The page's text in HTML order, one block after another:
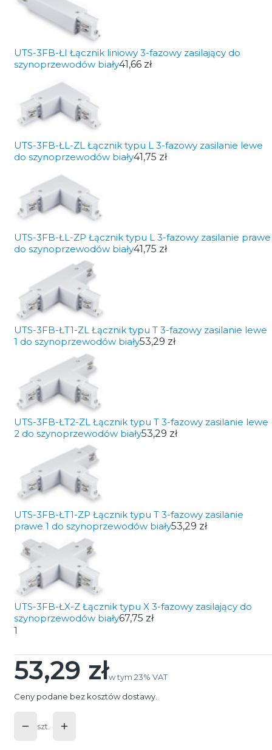
UTS-3FB-ŁI Łącznik liniowy 3-fazowy zasilający do
szynoprzewodów biały41,66 zł
UTS-3FB-ŁL-ZL Łącznik typu L 3-fazowy zasilanie lewe
do szynoprzewodów biały41,75 zł
UTS-3FB-ŁL-ZP Łącznik typu L 3-fazowy zasilanie prawe
do szynoprzewodów biały41,75 zł
UTS-3FB-ŁT1-ZL Łącznik typu T 3-fazowy zasilanie lewe
1 do szynoprzewodów biały53,29 zł
UTS-3FB-ŁT2-ZL Łącznik typu T 3-fazowy zasilanie lewe
2 do szynoprzewodów biały53,29 zł
UTS-3FB-ŁT1-ZP Łącznik typu T 3-fazowy zasilanie
prawe 1 do szynoprzewodów biały53,29 zł
UTS-3FB-ŁX-Z Łącznik typu X 3-fazowy zasilający do
szynoprzewodów biały67,75 zł
1
Cena
53,29 złw tym 23% VAT
w tym 23% VAT
Ceny podane bez kosztów dostawy.
szt.